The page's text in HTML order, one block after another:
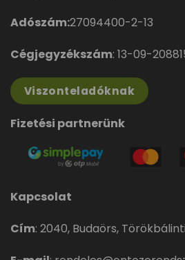
Adószám:27094400-2-13
Cégjegyzékszám: 13-09-
Viszonteladóknak
Fizetési partnerünk
Kapcsolat
Cím: 2040, Budaörs, Törökbálinti